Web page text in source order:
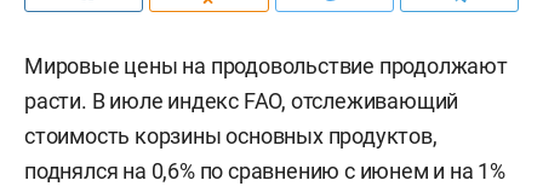
Мировые цены на продовольствие продолжают
расти. В июле индекс FAO, отслеживающий
стоимость корзины основных продуктов,
поднялся на 0,6% по сравнению с июнем и на 1%